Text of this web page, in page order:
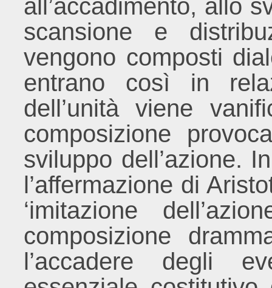
all’accadimento, allo
scansione e
vengono composti
entrano così in
dell’unità viene
composizione
sviluppo dell’azione.
l’affermazione di
‘imitazione
composizione
l’accadere degli